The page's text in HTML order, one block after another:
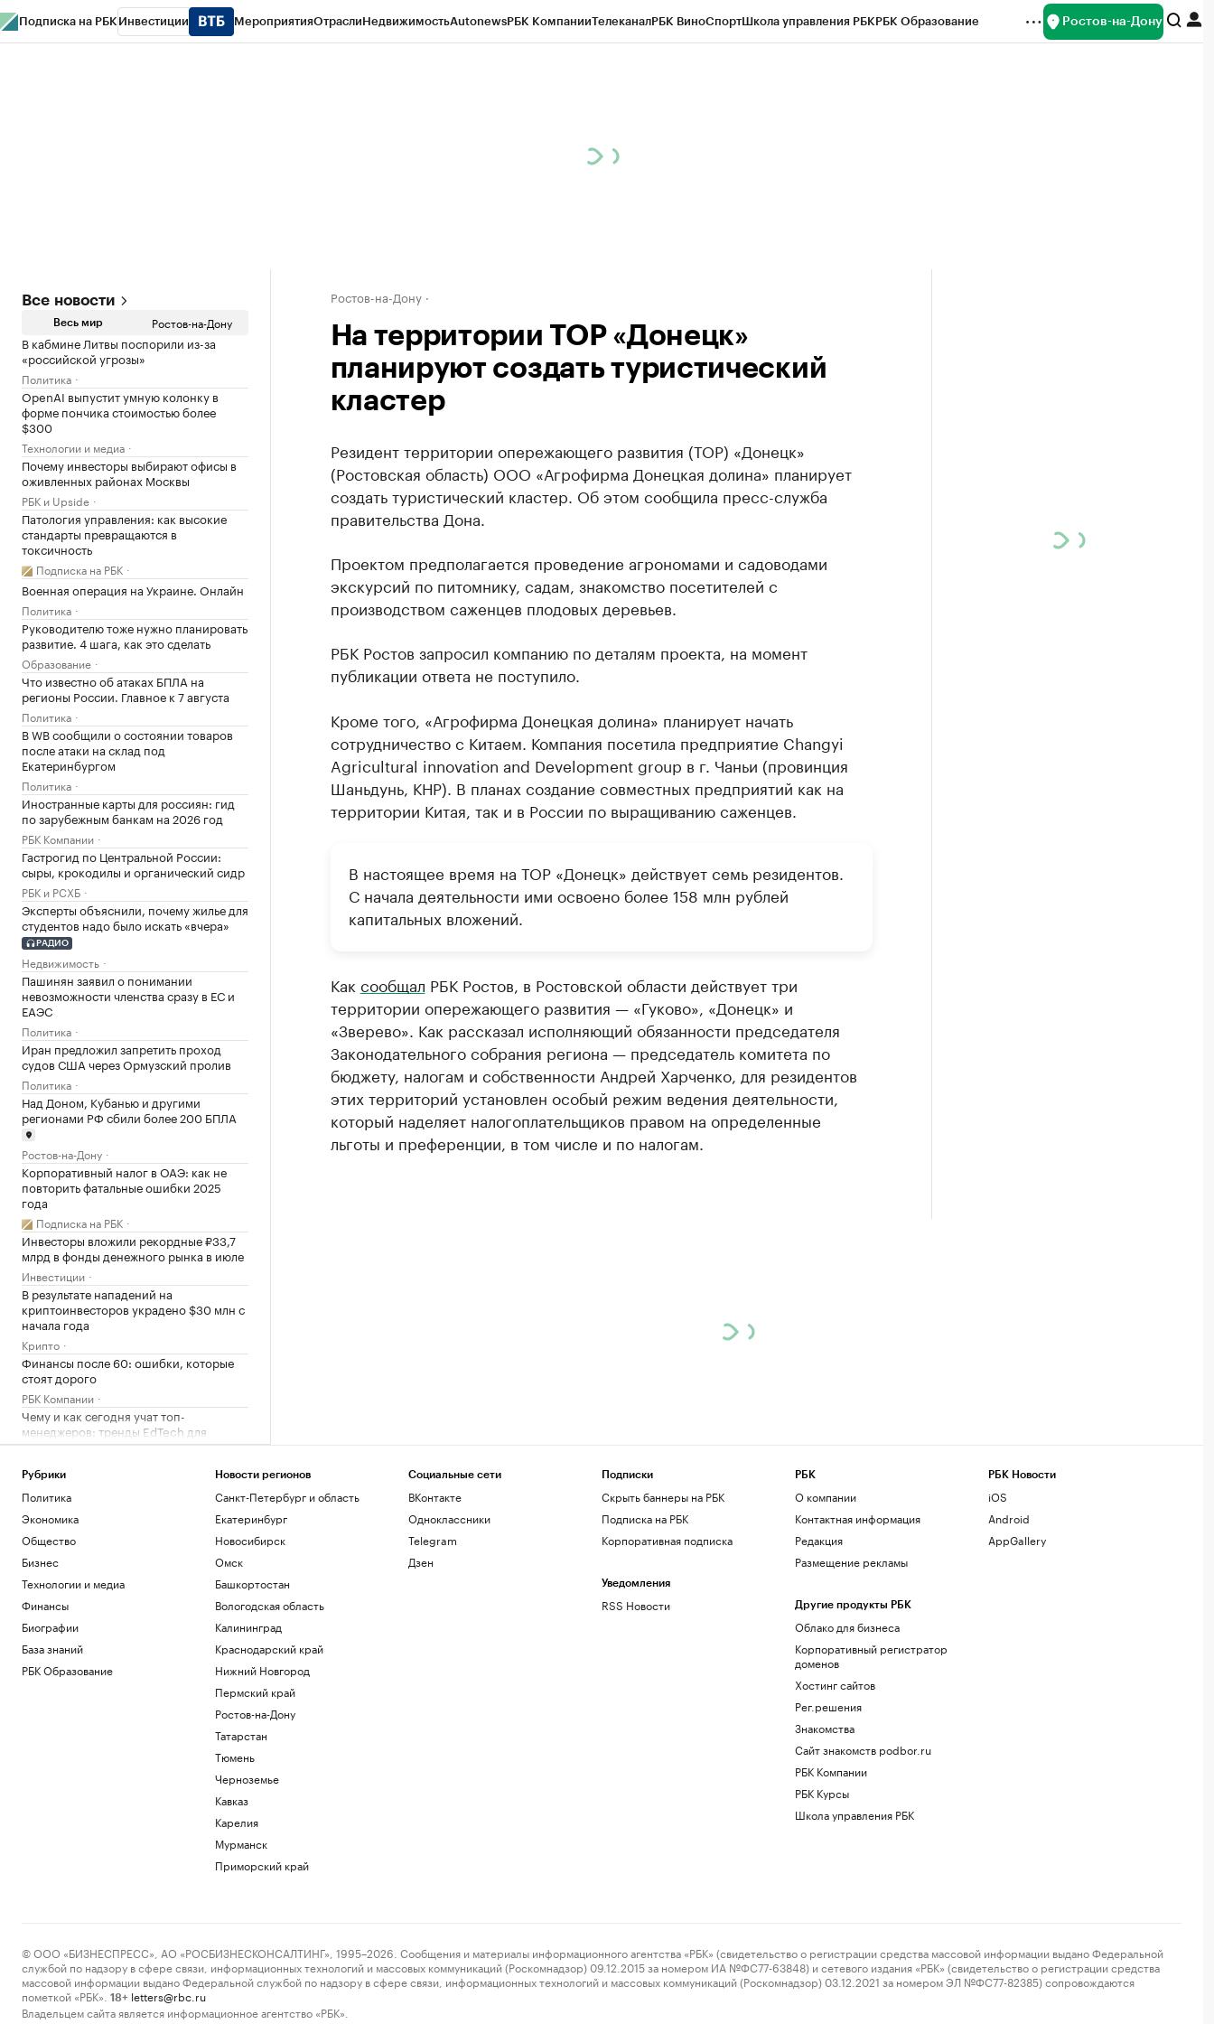
Подписка на РБК Инвестиции МероприятияОтраслиНедвижимостьAutonewsРБК КомпанииТелеканалРБК ВиноСпортШкола управления РБКРБК Образование Ростов-на-Дону
Все новости
Весь мир Ростов-на-Дону
В кабмине Литвы поспорили из-за
«российской угрозы»
Политика
OpenAI выпустит умную колонку в
форме пончика стоимостью более
$300
Технологии и медиа
Почему инвесторы выбирают офисы в
оживленных районах Москвы
РБК и Upside
Патология управления: как высокие
стандарты превращаются в
токсичность
Подписка на РБК
Военная операция на Украине. Онлайн
Политика
Руководителю тоже нужно планировать
развитие. 4 шага, как это сделать
Образование
Что известно об атаках БПЛА на
регионы России. Главное к 7 августа
Политика
В WB сообщили о состоянии товаров
после атаки на склад под
Екатеринбургом
Политика
Иностранные карты для россиян: гид
по зарубежным банкам на 2026 год
РБК Компании
Гастрогид по Центральной России:
сыры, крокодилы и органический сидр
РБК и РСХБ
Эксперты объяснили, почему жилье для
студентов надо было искать «вчера»
РАДИО
Недвижимость
Пашинян заявил о понимании
невозможности членства сразу в ЕС и
ЕАЭС
Политика
Иран предложил запретить проход
судов США через Ормузский пролив
Политика
Над Доном, Кубанью и другими
регионами РФ сбили более 200 БПЛА
Ростов-на-Дону
Корпоративный налог в ОАЭ: как не
повторить фатальные ошибки 2025
года
Подписка на РБК
Инвесторы вложили рекордные ₽33,7
млрд в фонды денежного рынка в июле
Инвестиции
В результате нападений на
криптоинвесторов украдено $30 млн с
начала года
Крипто
Финансы после 60: ошибки, которые
стоят дорого
РБК Компании
Чему и как сегодня учат топ-
менеджеров: тренды EdTech для
управленцев
Образование
Россияне борются с тревожностью в
конных клубах. Как устроен их бизнес
Подписка на РБК
Ростов-на-Дону
На территории ТОР «Донецк»
планируют создать туристический
кластер
Резидент территории опережающего развития (ТОР) «Донецк»
(Ростовская область) ООО «Агрофирма Донецкая долина» планирует
создать туристический кластер. Об этом сообщила пресс-служба
правительства Дона.
Проектом предполагается проведение агрономами и садоводами
экскурсий по питомнику, садам, знакомство посетителей с
производством саженцев плодовых деревьев.
РБК Ростов запросил компанию по деталям проекта, на момент
публикации ответа не поступило.
Кроме того, «Агрофирма Донецкая долина» планирует начать
сотрудничество с Китаем. Компания посетила предприятие Changyi
Agricultural innovation and Development group в г. Чаньи (провинция
Шаньдунь, КНР). В планах создание совместных предприятий как на
территории Китая, так и в России по выращиванию саженцев.
В настоящее время на ТОР «Донецк» действует семь резидентов.
С начала деятельности ими освоено более 158 млн рублей
капитальных вложений.
Как сообщал РБК Ростов, в Ростовской области действует три
территории опережающего развития — «Гуково», «Донецк» и
«Зверево». Как рассказал исполняющий обязанности председателя
Законодательного собрания региона — председатель комитета по
бюджету, налогам и собственности Андрей Харченко, для резидентов
этих территорий установлен особый режим ведения деятельности,
который наделяет налогоплательщиков правом на определенные
льготы и преференции, в том числе и по налогам.
Рубрики
Политика
Экономика
Общество
Бизнес
Технологии и медиа
Финансы
Биографии
База знаний
РБК Образование
Новости регионов
Санкт-Петербург и область
Екатеринбург
Новосибирск
Омск
Башкортостан
Вологодская область
Калининград
Краснодарский край
Нижний Новгород
Пермский край
Ростов-на-Дону
Татарстан
Тюмень
Черноземье
Кавказ
Карелия
Мурманск
Приморский край
Социальные сети
ВКонтакте
Одноклассники
Telegram
Дзен
Подписки
Скрыть баннеры на РБК
Подписка на РБК
Корпоративная подписка
Уведомления
RSS Новости
РБК
О компании
Контактная информация
Редакция
Размещение рекламы
Другие продукты РБК
Облако для бизнеса
Корпоративный регистратор
доменов
Хостинг сайтов
Рег.решения
Знакомства
Сайт знакомств podbor.ru
РБК Компании
РБК Курсы
Школа управления РБК
РБК Новости
iOS
Android
AppGallery
© ООО «БИЗНЕСПРЕСС», АО «РОСБИЗНЕСКОНСАЛТИНГ», 1995–2026. Сообщения и материалы информационного агентства «РБК» (свидетельство о регистрации средства массовой информации выдано Федеральной
службой по надзору в сфере связи, информационных технологий и массовых коммуникаций (Роскомнадзор) 09.12.2015 за номером ИА №ФС77-63848) и сетевого издания «РБК» (свидетельство о регистрации средства
массовой информации выдано Федеральной службой по надзору в сфере связи, информационных технологий и массовых коммуникаций (Роскомнадзор) 03.12.2021 за номером ЭЛ №ФС77-82385) сопровождаются
пометкой «РБК».
18+ letters@rbc.ru
Владельцем сайта является информационное агентство «РБК».